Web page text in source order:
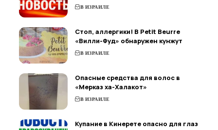
В ИЗРАИЛЕ
Стоп, аллергики! В Petit Beurre
«Вилли-Фуд» обнаружен кунжут
В ИЗРАИЛЕ
Опасные средства для волос в
«Мерказ ха-Халакот»
В ИЗРАИЛЕ
Купание в Кинерете опасно для глаз